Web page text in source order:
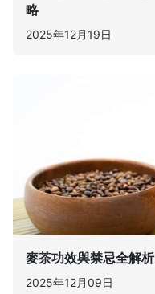
略
2025年12月19日
麥茶功效與禁忌全解
2025年12月09日